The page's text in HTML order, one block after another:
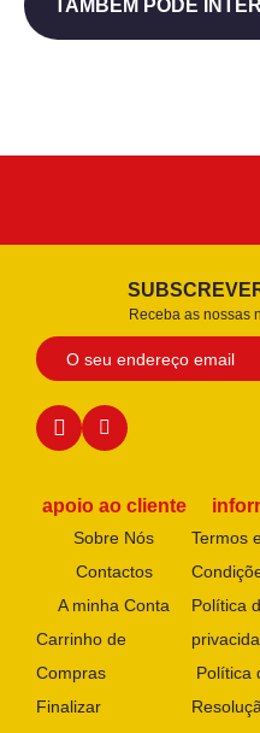
TAMBÉM PODE
Receba as nossas
apoio ao cliente
Sobre Nós
Contactos
A minha Conta
Carrinho de
Compras
Finalizar
Termos
Política
Política